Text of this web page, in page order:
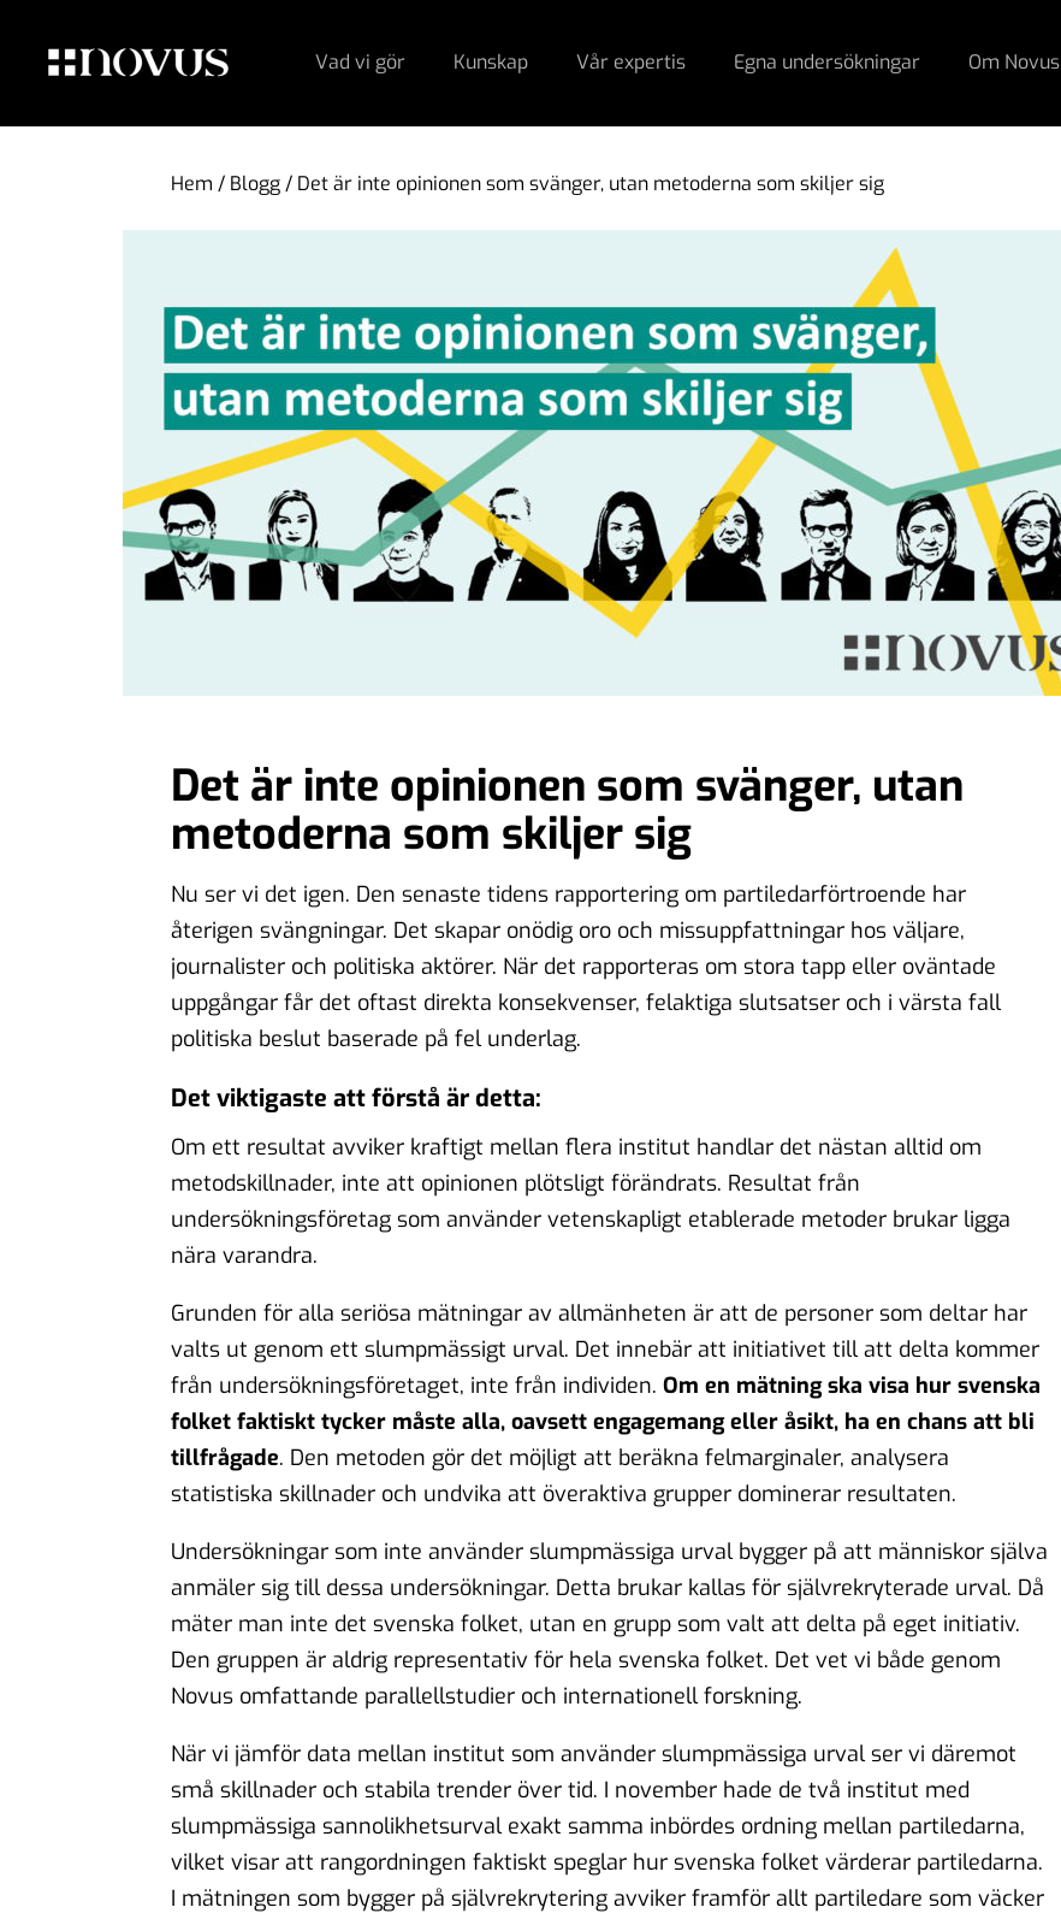
Vad vi gör Kunskap Vår expertis Egna undersökningar Om Novus
Hem / Blogg/ Det är inte opinionen som svänger, utan metoderna som skiljer sig
Det är inte opinionen som svänger, utan
metoderna som skiljer sig
Nu ser vi det igen. Den senaste tidens rapportering om partiledarförtroende har
återigen svängningar. Det skapar onödig oro och missuppfattningar hos väljare,
journalister och politiska aktörer. När det rapporteras om stora tapp eller oväntade
uppgångar får det oftast direkta konsekvenser, felaktiga slutsatser och i värsta fall
politiska beslut baserade på fel underlag.
Det viktigaste att förstå är detta:
Om ett resultat avviker kraftigt mellan flera institut handlar det nästan alltid om
metodskillnader, inte att opinionen plötsligt förändrats. Resultat från
undersökningsföretag som använder vetenskapligt etablerade metoder brukar ligga
nära varandra.
Grunden för alla seriösa mätningar av allmänheten är att de personer som deltar har
valts ut genom ett slumpmässigt urval. Det innebär att initiativet till att delta kommer
från undersökningsföretaget, inte från individen. Om en mätning ska visa hur svenska
folket faktiskt tycker måste alla, oavsett engagemang eller åsikt, ha en chans att bli
tillfrågade. Den metoden gör det möjligt att beräkna felmarginaler, analysera
statistiska skillnader och undvika att överaktiva grupper dominerar resultaten.
Undersökningar som inte använder slumpmässiga urval bygger på att människor själva
anmäler sig till dessa undersökningar. Detta brukar kallas för självrekryterade urval. Då
mäter man inte det svenska folket, utan en grupp som valt att delta på eget initiativ.
Den gruppen är aldrig representativ för hela svenska folket. Det vet vi både genom
Novus omfattande parallellstudier och internationell forskning.
När vi jämför data mellan institut som använder slumpmässiga urval ser vi däremot
små skillnader och stabila trender över tid. I november hade de två institut med
slumpmässiga sannolikhetsurval exakt samma inbördes ordning mellan partiledarna,
vilket visar att rangordningen faktiskt speglar hur svenska folket värderar partiledarna.
I mätningen som bygger på självrekrytering avviker framför allt partiledare som väcker